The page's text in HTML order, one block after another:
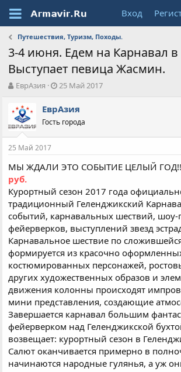
Вход
Путешествия, Туризм, Походы.
3-4 июня. Едем на Карнавал
Выступает певица Жасмин.
А
т
о
р
т
е
ы
ЕврАзия
Д
т
н
а
л
25 Май 2017
ЕврАзия
Гость города
25 Май 2017
МЫ ЖДАЛИ ЭТО СОБЫТИЕ ЦЕЛЫЙ
руб.
Курортный сезон 2017 года
традиционный Геленджикский
событий, карнавальных шествий, шоу-
фейерверков, выступлений звезд
Карнавальное шествие по
формируется из красочно
костюмированных персонажей,
других художественных образов и
движения колонны происходят
мини представления, создающие
Завершается карнавал большим
фейерверком над Геленджикской
возвещает: курортный сезон в
Салют оканчивается примерно в
начинаются народные гулянья, а уж